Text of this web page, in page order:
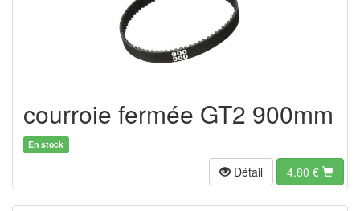
courroie fermée GT2 900mm
En stock
Détail 4.80 €